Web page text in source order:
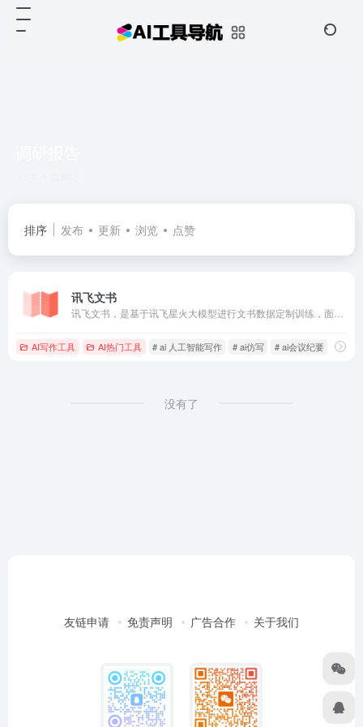
排序 发布 更新 浏览 点赞
讯飞文书
AI写作工具 AI热门工具 # ai 人工智能写作 # ai仿写 # ai会议纪要
没有了
友链申请 免责声明 广告合作 关于我们